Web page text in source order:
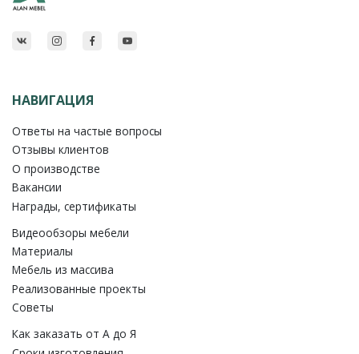
НАВИГАЦИЯ
Ответы на частые вопросы
Отзывы клиентов
О производстве
Вакансии
Награды, сертификаты
Видеообзоры мебели
Материалы
Мебель из массива
Реализованные проекты
Советы
Как заказать от A до Я